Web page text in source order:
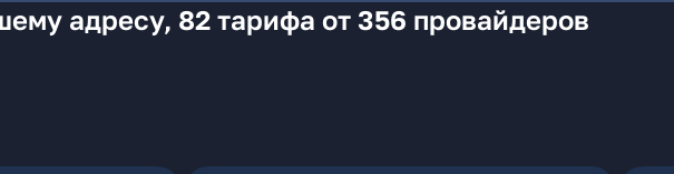
адресу, 82 тарифа от 356 провайдеров